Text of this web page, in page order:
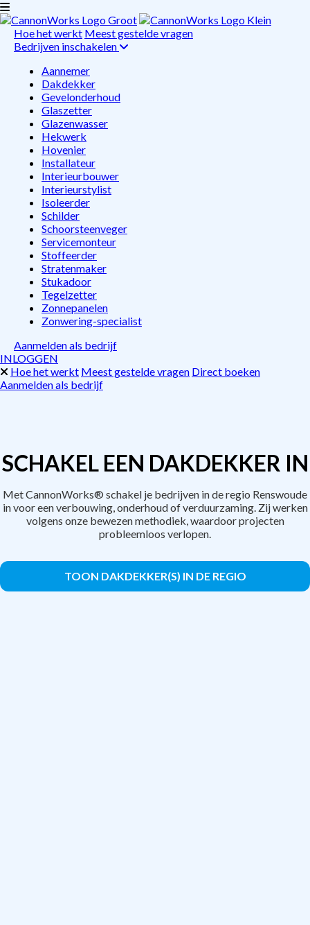
Hoe het werkt Meest gestelde vragen
Bedrijven inschakelen
Aannemer
Dakdekker
Gevelonderhoud
Glaszetter
Glazenwasser
Hekwerk
Hovenier
Installateur
Interieurbouwer
Interieurstylist
Isoleerder
Schilder
Schoorsteenveger
Servicemonteur
Stoffeerder
Stratenmaker
Stukadoor
Tegelzetter
Zonnepanelen
Zonwering-specialist
Aanmelden als bedrijf
INLOGGEN
Hoe het werkt Meest gestelde vragen Direct boeken
Aanmelden als bedrijf
SCHAKEL EEN DAKDEKKER IN
Met CannonWorks® schakel je bedrijven in de regio Renswoude
in voor een verbouwing, onderhoud of verduurzaming. Zij werken
volgens onze bewezen methodiek, waardoor projecten
probleemloos verlopen.
TOON DAKDEKKER(S) IN DE REGIO